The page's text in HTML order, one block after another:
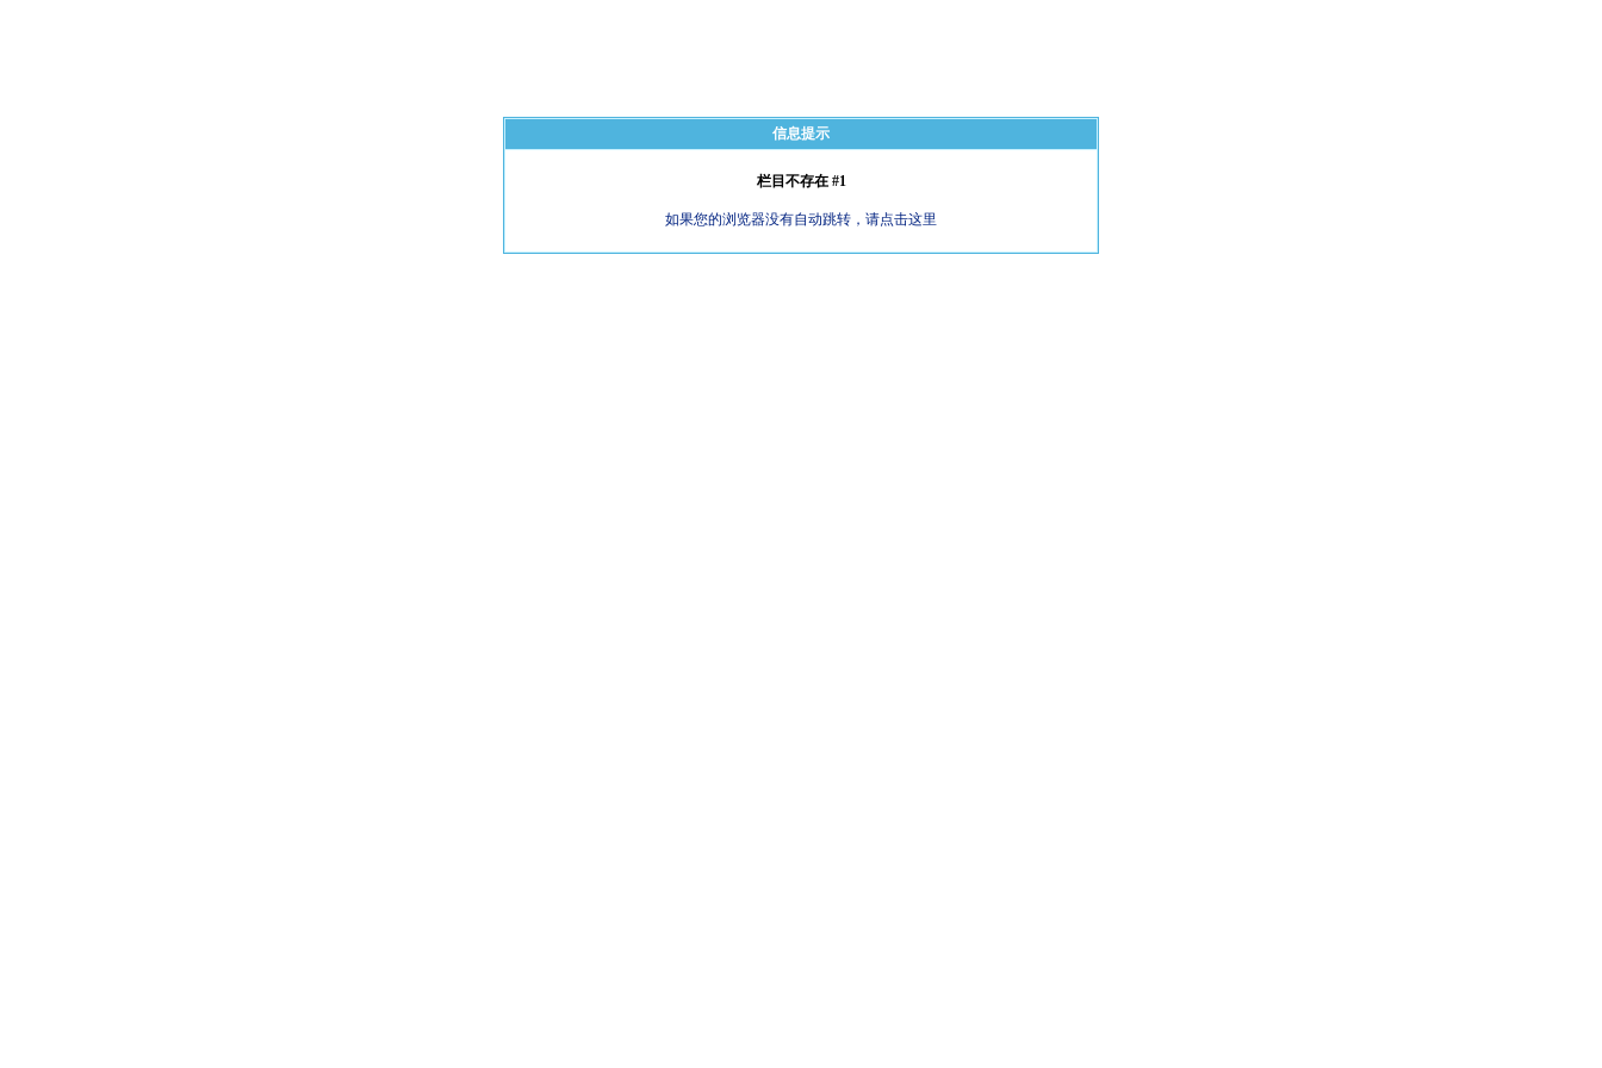
信息提示
栏目不存在 #1
如果您的浏览器没有自动跳转，请点击这里